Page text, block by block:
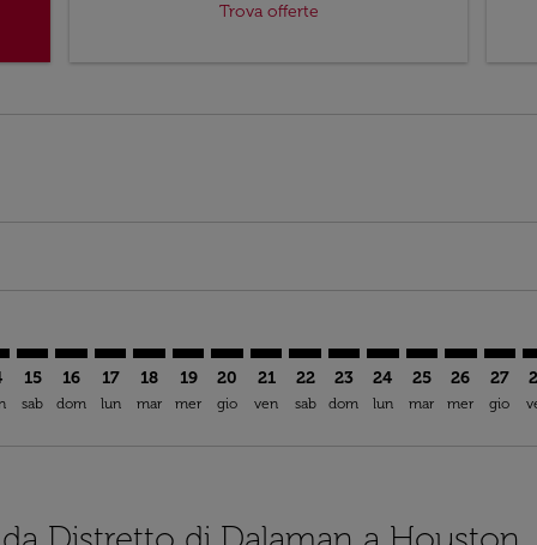
Trova offerte
15
sab
16
dom
17
lun
18
mar
19
mer
DLM–HOU: cmp-view-offers-
20
gio
DLM–HOU: cmp-view-offers-
21
ven
DLM–HOU: cmp-view-
22
sab
DLM–HOU: cmp-
23
dom
DLM–HOU: cmp-
24
lun
DLM–HOU:
25
mar
26
mer
27
gio